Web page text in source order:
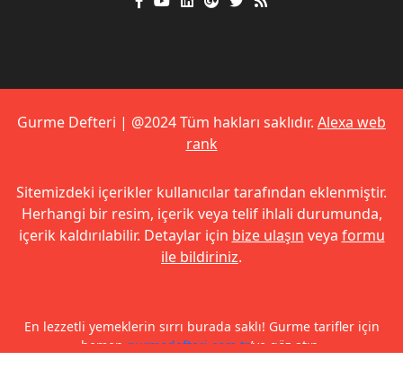
Gurme Defteri | @2024 Tüm hakları saklıdır. Alexa web
rank
Sitemizdeki içerikler kullanıcılar tarafından eklenmiştir.
Herhangi bir resim, içerik veya telif ihlali durumunda,
içerik kaldırılabilir. Detaylar için bize ulaşın veya formu
ile bildiriniz.
En lezzetli yemeklerin sırrı burada saklı! Gurme tarifler için
hemen gurmedefteri.com.tr’ye göz atın.